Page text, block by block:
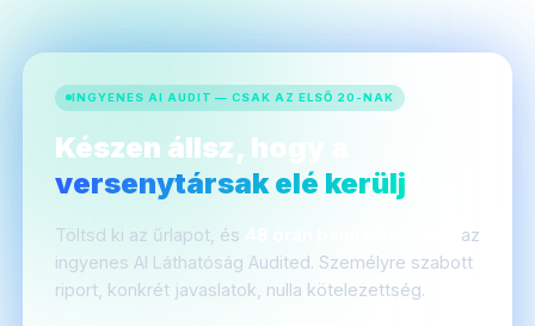
INGYENES AI AUDIT — CSAK AZ ELSŐ 20-NAK
Készen állsz, hogy a
versenytársak elé kerülj
Töltsd ki az űrlapot, és
az
ingyenes AI Láthatóság Audited. Személyre szabott
riport, konkrét javaslatok, nulla kötelezettség.